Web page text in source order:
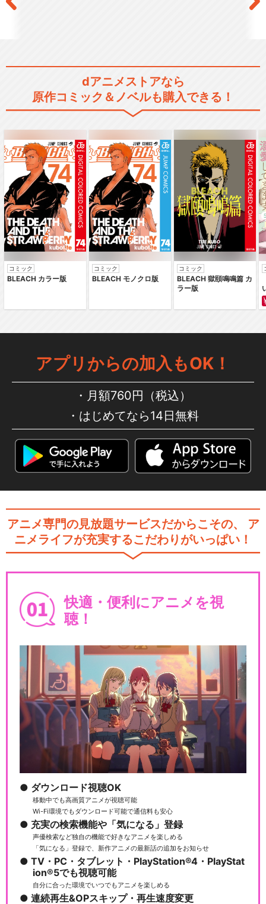
dアニメストアなら
原作コミック＆ノベルも購入できる！
コミック
BLEACH カラー版
コミック
BLEACH モノクロ版
コミック
BLEACH 獄頤鳴鳴篇 カ
ラー版
アプリからの加入もOK！
月額760円（税込）
はじめてなら14日無料
アニメ専門の見放題サービスだからこその、
ア
ニメライフが充実するこだわりがいっぱい！
快適・便利にアニメを視
聴！
ダウンロード視聴OK
移動中でも高画質アニメが視聴可能
Wi-Fi環境でもダウンロード可能で通信料も安心
充実の検索機能や「気になる」登録
声優検索など独自の機能で好きなアニメを楽しめる
「気になる」登録で、新作アニメの最新話の追加をお知らせ
TV・PC・タブレット・PlayStation®4・PlayStat
ion®5でも視聴可能
自分に合った環境でいつでもアニメを楽しめる
連続再生&OPスキップ・再生速度変更